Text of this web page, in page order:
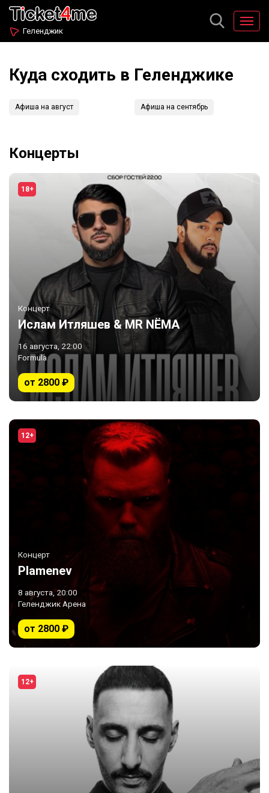
Геленджик
Куда сходить в Геленджике
Афиша на август Афиша на сентябрь
Концерты
18+
Концерт
Ислам Итляшев & MR NËMA
16 августа, 22:00
Formula
от 2800 ₽
12+
Концерт
Plamenev
8 августа, 20:00
Геленджик Арена
от 2800 ₽
12+